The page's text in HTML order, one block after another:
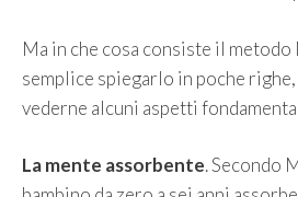
Ma in che cosa consiste il
semplice spiegarlo in poche righe,
vederne alcuni aspetti
La mente assorbente. Secondo